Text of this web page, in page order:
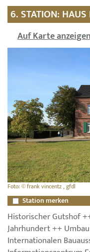
6. STATION: HAUS
Auf Karte
Foto: © frank vincentz , gfdl
Station merken
Historischer Gutshof
Jahrhundert ++
Internationalen